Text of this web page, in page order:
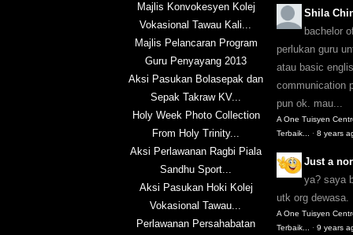
Majlis Konvokesyen Kolej
Vokasional Tawau Kali...
Majlis Pelancaran Program
Guru Penyayang 2013
Aksi Pasukan Bolasepak dan
Sepak Takraw KV...
Holy Week Photo Collection
From Holy Trinity...
Aksi Perlawanan Ragbi Piala
Sandhu Sport...
Aksi Pasukan Hoki Kolej
Vokasional Tawau...
Perlawanan Persahabatan
Shila
bachelor
perlukan guru
atau basic
communication
pun ok. mau...
A One Tuisyen
Terbaik...
·8 years
Just a
ya? saya
utk org dewasa.
A One Tuisyen
Terbaik...
·9 years